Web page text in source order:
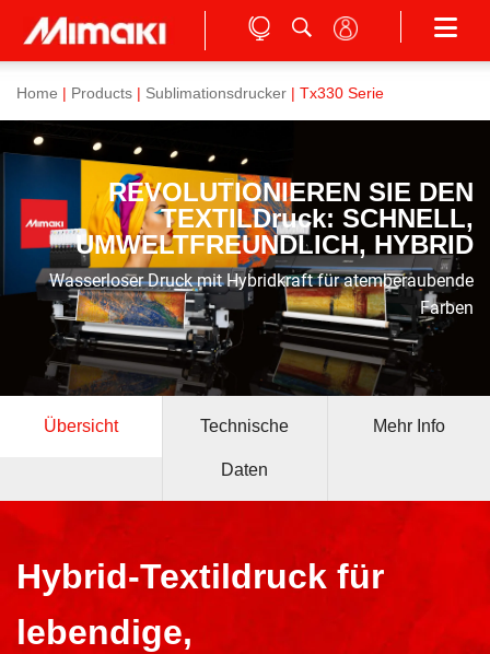
Home Products Sublimationsdrucker | Tx330 Serie
REVOLUTIONIEREN SIE DEN
TEXTILDruck: SCHNELL,
UMWELTFREUNDLICH, HYBRID
Wasserloser Druck mit Hybridkraft für atemberaubende
Farben
Übersicht Technische
Daten
Mehr Info
Hybrid-Textildruck für
lebendige,